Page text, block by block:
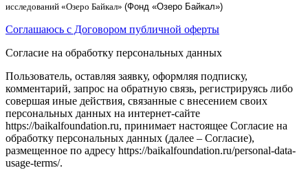
исследований «Озеро Байкал» (Фонд «Озеро Байкал»)
Соглашаюсь с Договором публичной оферты
Согласие на обработку персональных данных
Пользователь, оставляя заявку, оформляя подписку,
комментарий, запрос на обратную связь, регистрируясь либо
совершая иные действия, связанные с внесением своих
персональных данных на интернет-сайте
https://baikalfoundation.ru, принимает настоящее Согласие на
обработку персональных данных (далее – Согласие),
размещенное по адресу https://baikalfoundation.ru/personal-data-
usage-terms/.